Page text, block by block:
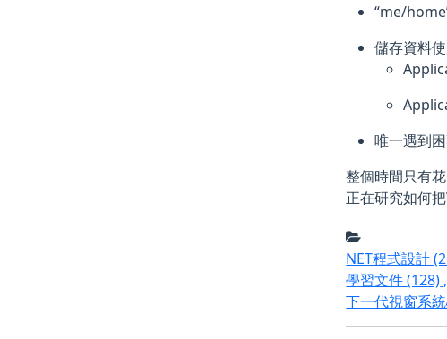
“me/
儲存資料
唯一遇到
整個時間只有
正在研究如何
NET程式設計
學習文件(128) ,
下一代視窗系